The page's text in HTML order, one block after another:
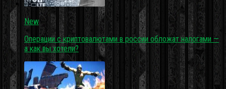
New
Операции с криптовалютами в россии обложат налогами —
а как вы хотели?